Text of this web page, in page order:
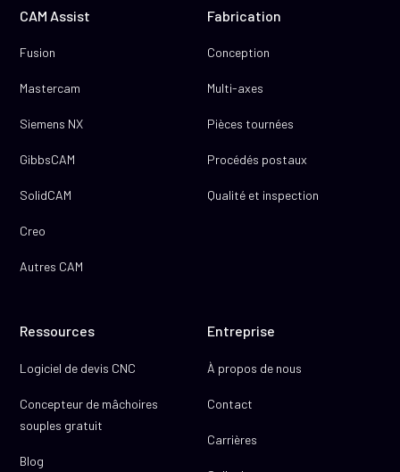
CAM Assist
Fusion
Mastercam
Siemens NX
GibbsCAM
SolidCAM
Creo
Autres CAM
Fabrication
Conception
Multi-axes
Pièces tournées
Procédés postaux
Qualité et inspection
Ressources
Logiciel de devis CNC
Concepteur de mâchoires
souples gratuit
Blog
Entreprise
À propos de nous
Contact
Carrières